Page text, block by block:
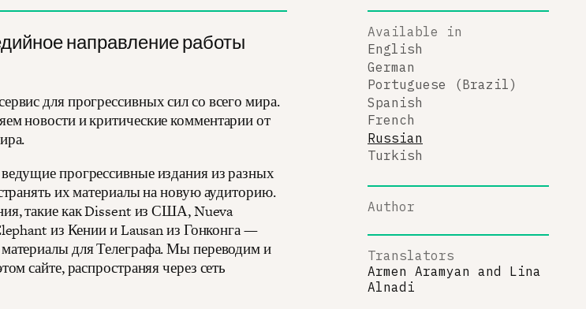
направление работы
для прогрессивных сил со всего мира.
новости и критические комментарии от
прогрессивные издания из разных
их материалы на новую аудиторию.
такие как Dissent из США, Nueva
из Кении и Lausan из Гонконга —
для Телеграфа. Мы переводим и
сайте, распространяя через сеть
Available in
English
German
Portuguese (Brazil)
Spanish
French
Russian
Turkish
Author
Translators
Armen Aramyan and Lina
Alnadi